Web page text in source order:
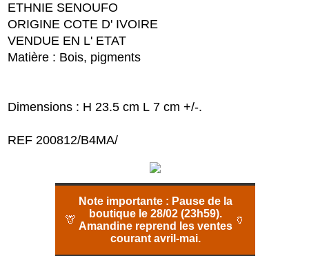
ETHNIE SENOUFO
ORIGINE COTE D' IVOIRE
VENDUE EN L' ETAT
Matière : Bois, pigments
Dimensions : H 23.5 cm L 7 cm +/-.
REF 200812/B4MA/
🦒
Note importante : Pause de la
boutique le 28/02 (23h59).
Amandine reprend les ventes
courant avril-mai.
🏺